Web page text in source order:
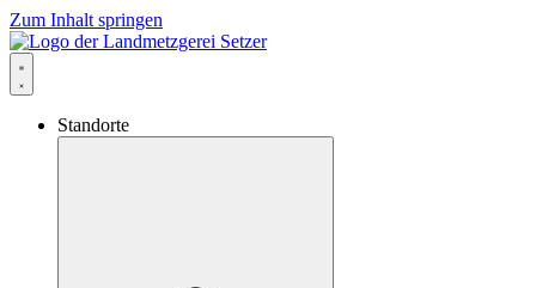
Zum Inhalt springen
Standorte